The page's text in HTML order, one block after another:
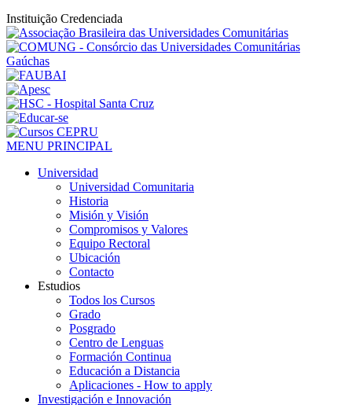
Instituição Credenciada
MENU PRINCIPAL
Universidad
Universidad Comunitaria
Historia
Misión y Visión
Compromisos y Valores
Equipo Rectoral
Ubicación
Contacto
Estudios
Todos los Cursos
Grado
Posgrado
Centro de Lenguas
Formación Continua
Educación a Distancia
Aplicaciones - How to apply
Investigación e Innovación